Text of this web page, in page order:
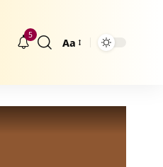
5
Größenänderung
Aa